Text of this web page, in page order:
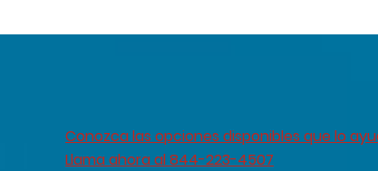
Conozca las opciones disponibles que lo
Llama ahora al 844-223-4507